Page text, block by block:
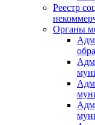
Реестр
Органы